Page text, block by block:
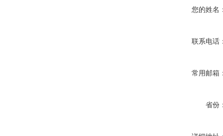
您的姓名
联系电话
常用邮箱
省份